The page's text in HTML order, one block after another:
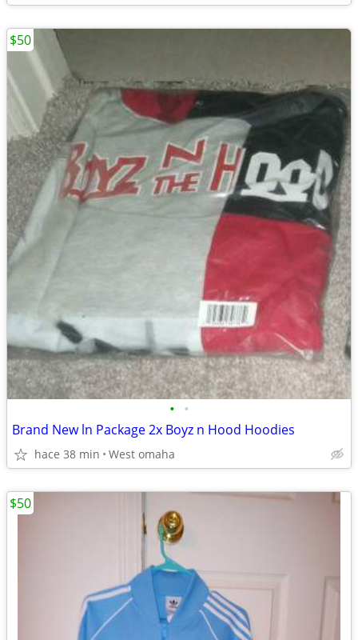
• •
Brand New ln Package 2x Boyz n Hood Hoodies
hace 38 min West omaha
$50
$50